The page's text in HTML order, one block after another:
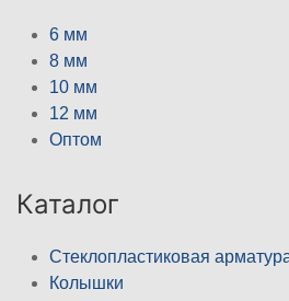
6 мм
8 мм
10 мм
12 мм
Оптом
Каталог
Стеклопластиковая
Колышки